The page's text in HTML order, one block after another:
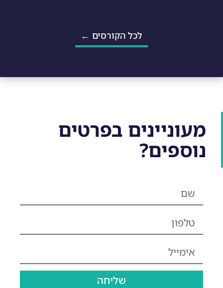
לכל הקורסים ←
מעוניינים בפרטים
נוספים?
שליחה